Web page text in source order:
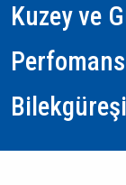
Kuzey ve